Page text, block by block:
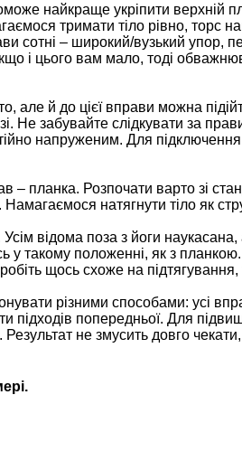
найкраще укріпити верхній
тримати тіло рівно, торс
сотні – широкий/вузький упор,
і цього вам мало, тоді
але й до цієї вправи можна
Не забувайте слідкувати за
напруженим. Для
планка. Розпочати варто зі
натягнути тіло як
відома поза з йоги наукасана,
у такому положенні, як з
щось схоже на
різними способами: усі
підходів попередньої. Для
не змусить довго